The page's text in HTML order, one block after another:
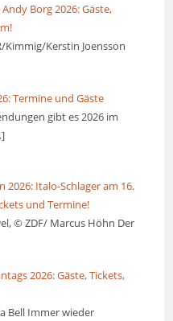
Borg 2026: Gäste,
Kimmig/Kerstin Joensson
Termine und Gäste
gibt es 2026 im
2026: Italo-Schlager am 16.
und Termine!
© ZDF/ Marcus Höhn Der
2026: Gäste, Tickets,
Bell Immer wieder